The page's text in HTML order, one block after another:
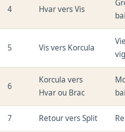
4 Hvar vers Vis
5 Vis vers Korcula
6
Korcula vers
Hvar ou Brac
7 Retour vers Split